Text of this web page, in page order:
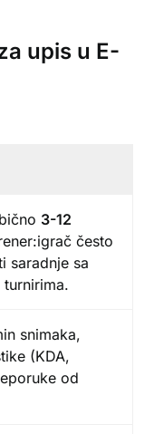
upis u E-
3-12
često
saradnje sa
snimaka,
(KDA,
od